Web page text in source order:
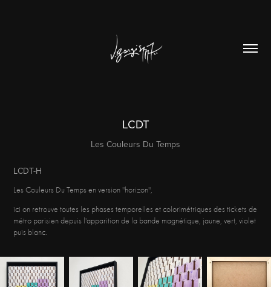
LCDT
Les Couleurs Du Temps
LCDT-H
Les Couleurs Du Temps en version ''horizon'',
ici on retrouve toutes les phases temporelles et colorimétriques des tickets de
métro parisien depuis l'apparition de la bande magnétique, jaune, vert, violet
puis blanc.